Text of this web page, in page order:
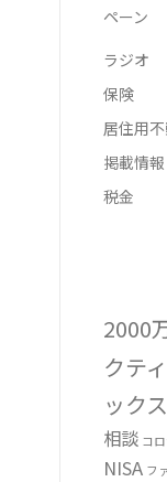
ペーン
ラジオ
保険
居住用
掲載情報
税金
2000
クテ
ック
相談 コ
NISA フ